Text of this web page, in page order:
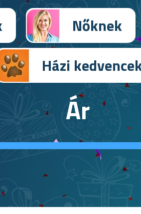
Nőknek
Házi
Ár